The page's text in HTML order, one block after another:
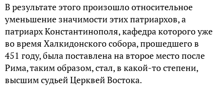
В результате этого произошло относительное
уменьшение значимости этих патриархов, а
патриарх Константинополя, кафедра которого уже
во время Халкидонского собора, прошедшего в
451 году, была поставлена на второе место после
Рима, таким образом, стал, в какой-то степени,
высшим судьей Церквей Востока.